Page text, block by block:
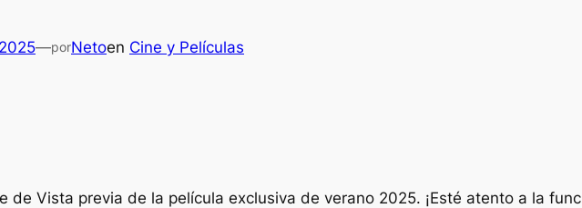
—porNetoen Cine y Películas
de Vista previa de la película exclusiva de verano 2025. ¡Esté atento a la